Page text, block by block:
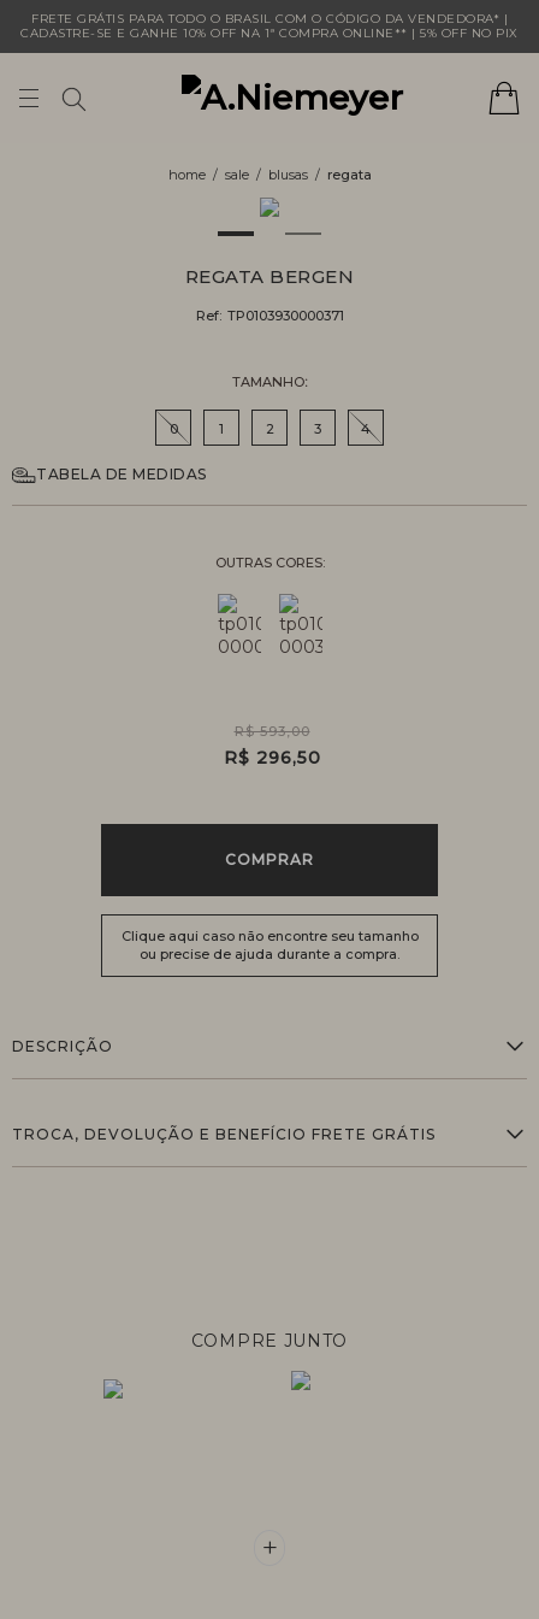
FRETE GRÁTIS PARA TODO O BRASIL COM O CÓDIGO DA VENDEDORA* |
CADASTRE-SE E GANHE 10% OFF NA 1ª COMPRA ONLINE** | 5% OFF NO PIX
sale blusas regata
REGATA BERGEN
Ref: TP0103930000371
TAMANHO
0 1 2 3 4
TABELA DE MEDIDAS
R$ 593,00
R$ 296,50
COMPRAR
Clique aqui caso não encontre seu tamanho
ou precise de ajuda durante a compra.
DESCRIÇÃO
TROCA, DEVOLUÇÃO E BENEFÍCIO FRETE GRÁTIS
COMPRE JUNTO
+